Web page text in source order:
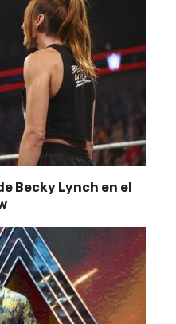
Becky Lynch en el